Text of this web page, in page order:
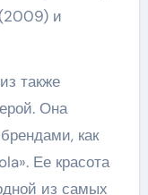
(2009) и
также
Она
как
Ее красота
из самых